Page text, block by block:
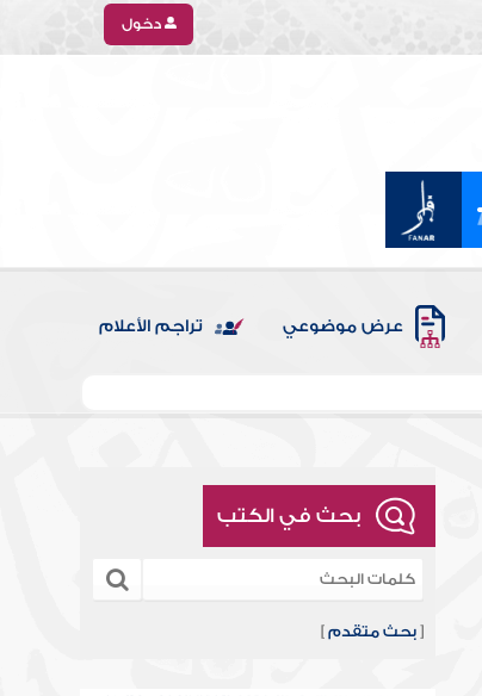
دخول
عرض موضوعي تراجم الأعلام
بحث في الكتب
[بحث متقدم ]